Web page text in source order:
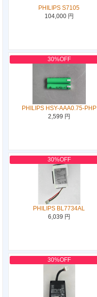
PHILIPS S7105
104,000 円
30%OFF
PHILIPS HSY-AAA0.75-PHP
2,599 円
30%OFF
PHILIPS BL7734AL
6,039 円
30%OFF